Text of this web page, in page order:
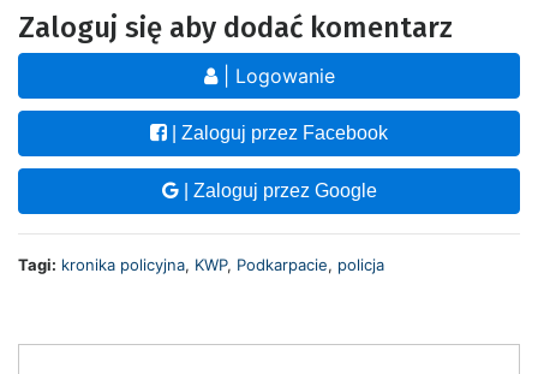
Zaloguj się aby dodać komentarz
| Logowanie
| Zaloguj przez Facebook
| Zaloguj przez Google
Tagi: kronika policyjna, KWP, Podkarpacie, policja